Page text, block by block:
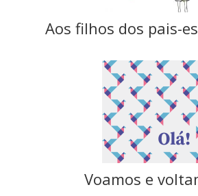
Aos filhos dos pais-
Voamos e